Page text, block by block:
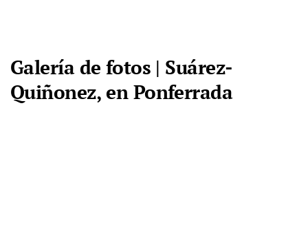
Galería de fotos | Suárez-
Quiñonez, en Ponferrada